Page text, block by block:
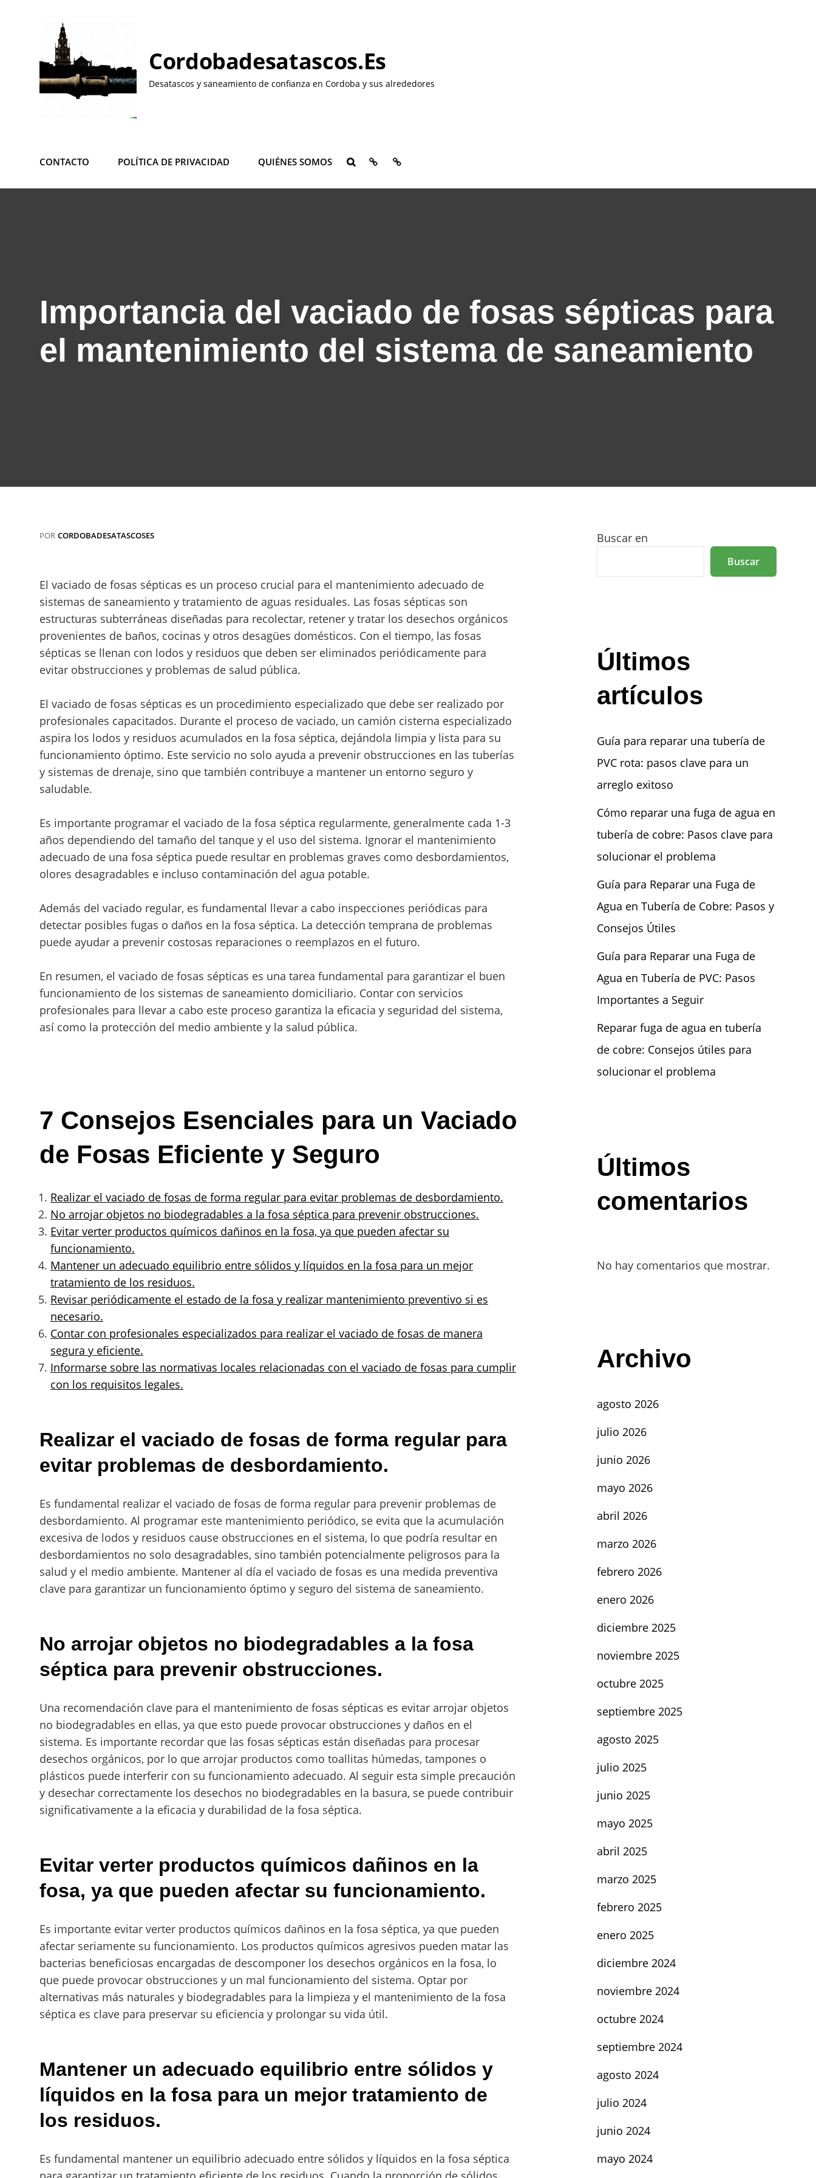
Cordobadesatascos.es
Desatascos y saneamiento de confianza en Cordoba y sus alrededores
CONTACTO POLÍTICA DE PRIVACIDAD QUIÉNES SOMOS BUSCARQUIÉNESCONTACTO
Importancia del vaciado de fosas sépticas para
el mantenimiento del sistema de saneamiento
POR CORDOBADESATASCOSES
El vaciado de fosas sépticas es un proceso crucial para el mantenimiento adecuado de
sistemas de saneamiento y tratamiento de aguas residuales. Las fosas sépticas son
estructuras subterráneas diseñadas para recolectar, retener y tratar los desechos orgánicos
provenientes de baños, cocinas y otros desagües domésticos. Con el tiempo, las fosas
sépticas se llenan con lodos y residuos que deben ser eliminados periódicamente para
evitar obstrucciones y problemas de salud pública.
El vaciado de fosas sépticas es un procedimiento especializado que debe ser realizado por
profesionales capacitados. Durante el proceso de vaciado, un camión cisterna especializado
aspira los lodos y residuos acumulados en la fosa séptica, dejándola limpia y lista para su
funcionamiento óptimo. Este servicio no solo ayuda a prevenir obstrucciones en las tuberías
y sistemas de drenaje, sino que también contribuye a mantener un entorno seguro y
saludable.
Es importante programar el vaciado de la fosa séptica regularmente, generalmente cada 1-3
años dependiendo del tamaño del tanque y el uso del sistema. Ignorar el mantenimiento
adecuado de una fosa séptica puede resultar en problemas graves como desbordamientos,
olores desagradables e incluso contaminación del agua potable.
Además del vaciado regular, es fundamental llevar a cabo inspecciones periódicas para
detectar posibles fugas o daños en la fosa séptica. La detección temprana de problemas
puede ayudar a prevenir costosas reparaciones o reemplazos en el futuro.
En resumen, el vaciado de fosas sépticas es una tarea fundamental para garantizar el buen
funcionamiento de los sistemas de saneamiento domiciliario. Contar con servicios
profesionales para llevar a cabo este proceso garantiza la eficacia y seguridad del sistema,
así como la protección del medio ambiente y la salud pública.
7 Consejos Esenciales para un Vaciado
de Fosas Eficiente y Seguro
Realizar el vaciado de fosas de forma regular para evitar problemas de desbordamiento.
No arrojar objetos no biodegradables a la fosa séptica para prevenir obstrucciones.
Evitar verter productos químicos dañinos en la fosa, ya que pueden afectar su
funcionamiento.
Mantener un adecuado equilibrio entre sólidos y líquidos en la fosa para un mejor
tratamiento de los residuos.
Revisar periódicamente el estado de la fosa y realizar mantenimiento preventivo si es
necesario.
Contar con profesionales especializados para realizar el vaciado de fosas de manera
segura y eficiente.
Informarse sobre las normativas locales relacionadas con el vaciado de fosas para cumplir
con los requisitos legales.
Realizar el vaciado de fosas de forma regular para
evitar problemas de desbordamiento.
Es fundamental realizar el vaciado de fosas de forma regular para prevenir problemas de
desbordamiento. Al programar este mantenimiento periódico, se evita que la acumulación
excesiva de lodos y residuos cause obstrucciones en el sistema, lo que podría resultar en
desbordamientos no solo desagradables, sino también potencialmente peligrosos para la
salud y el medio ambiente. Mantener al día el vaciado de fosas es una medida preventiva
clave para garantizar un funcionamiento óptimo y seguro del sistema de saneamiento.
No arrojar objetos no biodegradables a la fosa
séptica para prevenir obstrucciones.
Una recomendación clave para el mantenimiento de fosas sépticas es evitar arrojar objetos
no biodegradables en ellas, ya que esto puede provocar obstrucciones y daños en el
sistema. Es importante recordar que las fosas sépticas están diseñadas para procesar
desechos orgánicos, por lo que arrojar productos como toallitas húmedas, tampones o
plásticos puede interferir con su funcionamiento adecuado. Al seguir esta simple precaución
y desechar correctamente los desechos no biodegradables en la basura, se puede contribuir
significativamente a la eficacia y durabilidad de la fosa séptica.
Evitar verter productos químicos dañinos en la
fosa, ya que pueden afectar su funcionamiento.
Es importante evitar verter productos químicos dañinos en la fosa séptica, ya que pueden
afectar seriamente su funcionamiento. Los productos químicos agresivos pueden matar las
bacterias beneficiosas encargadas de descomponer los desechos orgánicos en la fosa, lo
que puede provocar obstrucciones y un mal funcionamiento del sistema. Optar por
alternativas más naturales y biodegradables para la limpieza y el mantenimiento de la fosa
séptica es clave para preservar su eficiencia y prolongar su vida útil.
Mantener un adecuado equilibrio entre sólidos y
líquidos en la fosa para un mejor tratamiento de
los residuos.
Es fundamental mantener un equilibrio adecuado entre sólidos y líquidos en la fosa séptica
Buscar en
Buscar
Últimos
artículos
Guía para reparar una tubería de
PVC rota: pasos clave para un
arreglo exitoso
Cómo reparar una fuga de agua en
tubería de cobre: Pasos clave para
solucionar el problema
Guía para Reparar una Fuga de
Agua en Tubería de Cobre: Pasos y
Consejos Útiles
Guía para Reparar una Fuga de
Agua en Tubería de PVC: Pasos
Importantes a Seguir
Reparar fuga de agua en tubería
de cobre: Consejos útiles para
solucionar el problema
Últimos
comentarios
No hay comentarios que mostrar.
Archivo
agosto 2026
julio 2026
junio 2026
mayo 2026
abril 2026
marzo 2026
febrero 2026
enero 2026
diciembre 2025
noviembre 2025
octubre 2025
septiembre 2025
agosto 2025
julio 2025
junio 2025
mayo 2025
abril 2025
marzo 2025
febrero 2025
enero 2025
diciembre 2024
noviembre 2024
octubre 2024
septiembre 2024
agosto 2024
julio 2024
junio 2024
mayo 2024